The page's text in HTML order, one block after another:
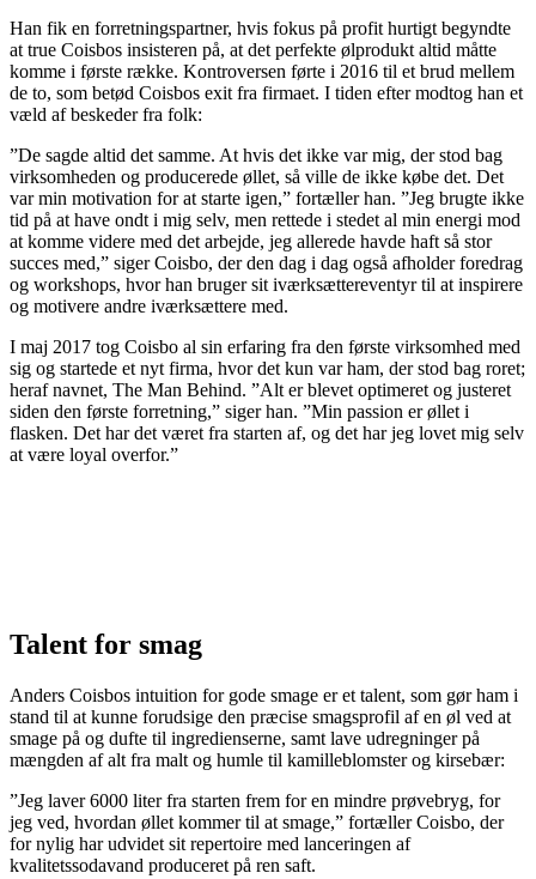
Han fik en forretningspartner, hvis fokus på profit hurtigt begyndte
at true Coisbos insisteren på, at det perfekte ølprodukt altid måtte
komme i første række. Kontroversen førte i 2016 til et brud mellem
de to, som betød Coisbos exit fra firmaet. I tiden efter modtog han et
væld af beskeder fra folk:
”De sagde altid det samme. At hvis det ikke var mig, der stod bag
virksomheden og producerede øllet, så ville de ikke købe det. Det
var min motivation for at starte igen,” fortæller han. ”Jeg brugte ikke
tid på at have ondt i mig selv, men rettede i stedet al min energi mod
at komme videre med det arbejde, jeg allerede havde haft så stor
succes med,” siger Coisbo, der den dag i dag også afholder foredrag
og workshops, hvor han bruger sit iværksættereventyr til at inspirere
og motivere andre iværksættere med.
I maj 2017 tog Coisbo al sin erfaring fra den første virksomhed med
sig og startede et nyt firma, hvor det kun var ham, der stod bag roret;
heraf navnet, The Man Behind. ”Alt er blevet optimeret og justeret
siden den første forretning,” siger han. ”Min passion er øllet i
flasken. Det har det været fra starten af, og det har jeg lovet mig selv
at være loyal overfor.”
Talent for smag
Anders Coisbos intuition for gode smage er et talent, som gør ham i
stand til at kunne forudsige den præcise smagsprofil af en øl ved at
smage på og dufte til ingredienserne, samt lave udregninger på
mængden af alt fra malt og humle til kamilleblomster og kirsebær:
”Jeg laver 6000 liter fra starten frem for en mindre prøvebryg, for
jeg ved, hvordan øllet kommer til at smage,” fortæller Coisbo, der
for nylig har udvidet sit repertoire med lanceringen af
kvalitetssodavand produceret på ren saft.